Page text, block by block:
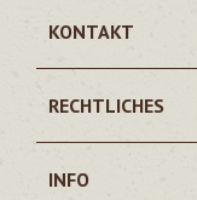
KONTAKT
RECHTLICHES
INFO